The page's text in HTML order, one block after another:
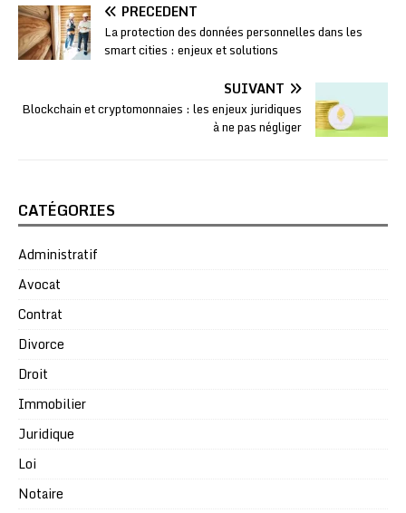
PRÉCÉDENT
La protection des données personnelles dans les
smart cities : enjeux et solutions
SUIVANT
Blockchain et cryptomonnaies : les enjeux juridiques
à ne pas négliger
CATÉGORIES
Administratif
Avocat
Contrat
Divorce
Droit
Immobilier
Juridique
Loi
Notaire